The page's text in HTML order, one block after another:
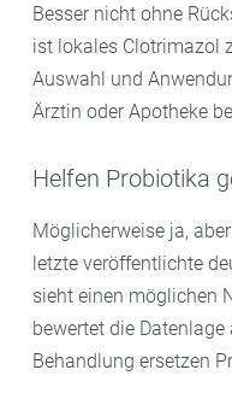
Besser nicht ohne
ist lokales Clotrimazol
Auswahl und
Ärztin oder Apotheke
Helfen Probiotika
Möglicherweise ja,
letzte veröffentlichte
sieht einen möglichen
bewertet die
Behandlung ersetzen